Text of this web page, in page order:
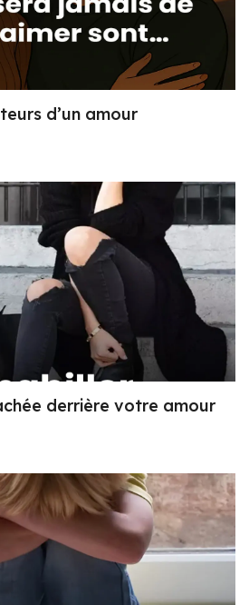
d’un amour
derrière votre amour